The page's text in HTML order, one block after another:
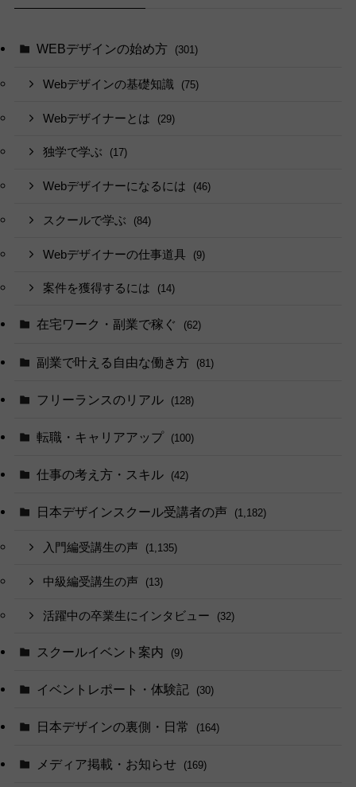
WEBデザインの始め方 (301)
Webデザインの基礎知識 (75)
Webデザイナーとは (29)
独学で学ぶ (17)
Webデザイナーになるには (46)
スクールで学ぶ (84)
Webデザイナーの仕事道具 (9)
案件を獲得するには (14)
在宅ワーク・副業で稼ぐ (62)
副業で叶える自由な働き方 (81)
フリーランスのリアル (128)
転職・キャリアアップ (100)
仕事の考え方・スキル (42)
日本デザインスクール受講者の声 (1,182)
入門編受講生の声 (1,135)
中級編受講生の声 (13)
活躍中の卒業生にインタビュー (32)
スクールイベント案内 (9)
イベントレポート・体験記 (30)
日本デザインの裏側・日常 (164)
メディア掲載・お知らせ (169)